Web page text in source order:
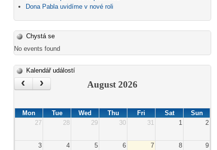
Dona Pabla uvidíme v nové roli
Chystá se
No events found
Kalendář událostí
‹ › August 2026
Mon Tue Wed Thu Fri Sat
Sun
27
28 29 30 31 1 2
3 4 5 6 7 8 9